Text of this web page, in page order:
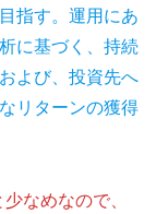
指す。運用にあ
に基づく、持続
よび、投資先へ
リターンの獲得
なめなので、